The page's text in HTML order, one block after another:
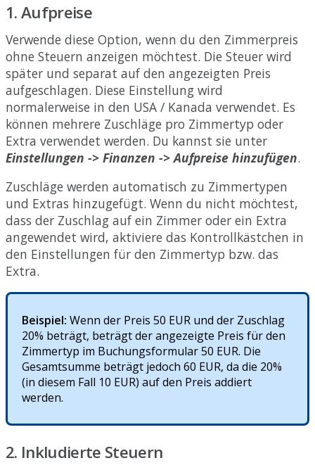
1.Aufpreise
Verwende diese Option, wenn du den Zimmerpreis
ohne Steuern anzeigen möchtest. Die Steuer wird
später und separat auf den angezeigten Preis
aufgeschlagen. Diese Einstellung wird
normalerweise in den USA / Kanada verwendet. Es
können mehrere Zuschläge pro Zimmertyp oder
Extra verwendet werden. Du kannst sie unter
Einstellungen -> Finanzen -> Aufpreise hinzufügen.
Zuschläge werden automatisch zu Zimmertypen
und Extras hinzugefügt. Wenn du nicht möchtest,
dass der Zuschlag auf ein Zimmer oder ein Extra
angewendet wird, aktiviere das Kontrollkästchen in
den Einstellungen für den Zimmertyp bzw. das
Extra.
Beispiel: Wenn der Preis 50 EUR und der Zuschlag
20% beträgt, beträgtderangezeigte Preis fürden
Zimmertyp im Buchungsformular50 EUR. Die
Gesamtsumme beträgt jedoch 60 EUR, da die 20%
(in diesem Fall 10 EUR) aufden Preis addiert
werden.
2. Inkludierte Steuern